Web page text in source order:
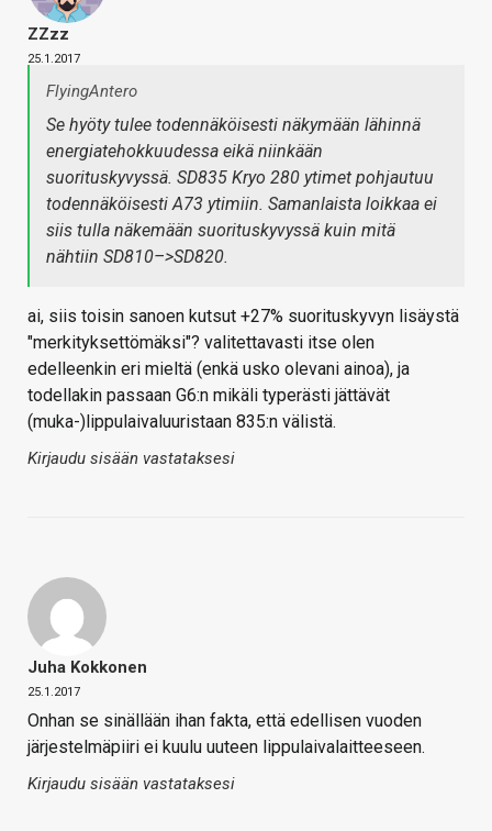
ZZzz
25.1.2017
FlyingAntero
Se hyöty tulee todennäköisesti näkymään lähinnä
energiatehokkuudessa eikä niinkään
suorituskyvyssä. SD835 Kryo 280 ytimet pohjautuu
todennäköisesti A73 ytimiin. Samanlaista loikkaa ei
siis tulla näkemään suorituskyvyssä kuin mitä
nähtiin SD810–>SD820.
ai, siis toisin sanoen kutsut +27% suorituskyvyn lisäystä
"merkityksettömäksi"? valitettavasti itse olen
edelleenkin eri mieltä (enkä usko olevani ainoa), ja
todellakin passaan G6:n mikäli typerästi jättävät
(muka-)lippulaivaluuristaan 835:n välistä.
Kirjaudu sisään vastataksesi
Juha Kokkonen
25.1.2017
Onhan se sinällään ihan fakta, että edellisen vuoden
järjestelmäpiiri ei kuulu uuteen lippulaivalaitteeseen.
Kirjaudu sisään vastataksesi